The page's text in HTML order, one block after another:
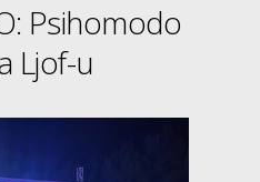
Psihomodo
Ljof-u